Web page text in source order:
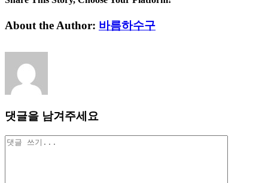
Facebook
Twitter
Reddit
LinkedIn
Tumblr
Pinterest
Vk
이
About the Author: 바름하수구
댓글을 남겨주세요
댓